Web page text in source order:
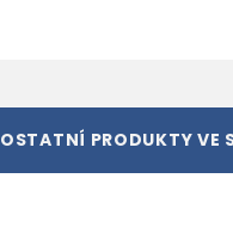
OSTATNÍ PRODUKTY VE